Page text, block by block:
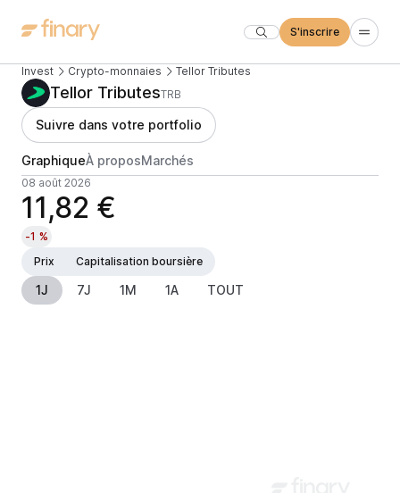
S'inscrire
Invest Crypto-monnaies Tellor Tributes
Tellor TributesTRB
Suivre dans votre portfolio
GraphiqueÀ proposMarchés
08 août 2026
11,82 €
-1 %
Prix
Capitalisation boursière
1J 7J 1M 1A TOUT